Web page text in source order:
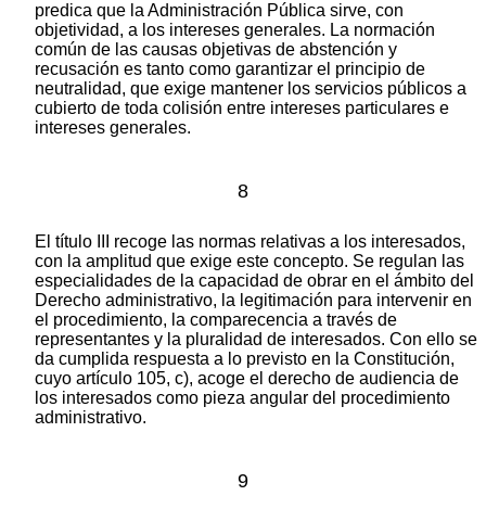
predica que la Administración Pública sirve, con
objetividad, a los intereses generales. La normación
común de las causas objetivas de abstención y
recusación es tanto como garantizar el principio de
neutralidad, que exige mantener los servicios públicos a
cubierto de toda colisión entre intereses particulares e
intereses generales.
8
El título III recoge las normas relativas a los interesados,
con la amplitud que exige este concepto. Se regulan las
especialidades de la capacidad de obrar en el ámbito del
Derecho administrativo, la legitimación para intervenir en
el procedimiento, la comparecencia a través de
representantes y la pluralidad de interesados. Con ello se
da cumplida respuesta a lo previsto en la Constitución,
cuyo artículo 105, c), acoge el derecho de audiencia de
los interesados como pieza angular del procedimiento
administrativo.
9